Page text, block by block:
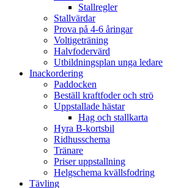
Stallregler
Stallvärdar
Prova på 4-6 åringar
Voltigeträning
Halvfodervärd
Utbildningsplan unga ledare
Inackordering
Paddocken
Beställ kraftfoder och strö
Uppstallade hästar
Hag och stallkarta
Hyra B-kortsbil
Ridhusschema
Tränare
Priser uppstallning
Helgschema kvällsfodring
Tävling